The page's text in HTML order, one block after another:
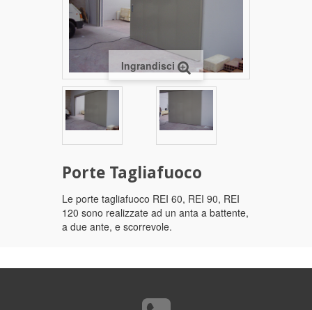
Ingrandisci
Porte Tagliafuoco
Le porte tagliafuoco REI 60, REI 90, REI
120 sono realizzate ad un anta a battente,
a due ante, e scorrevole.